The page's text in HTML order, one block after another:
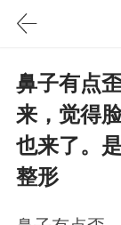
鼻子有点
来，觉得
也来了。
整形